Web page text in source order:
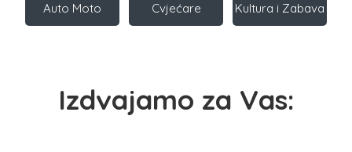
Auto Moto Cvjećare Kultura i Zabava
Izdvajamo za Vas: